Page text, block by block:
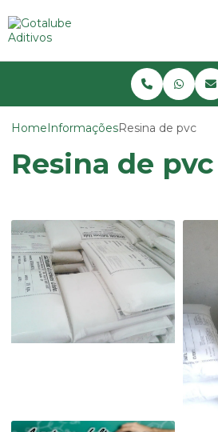
HomeInformaçõesResina de pvc
Resina de pvc